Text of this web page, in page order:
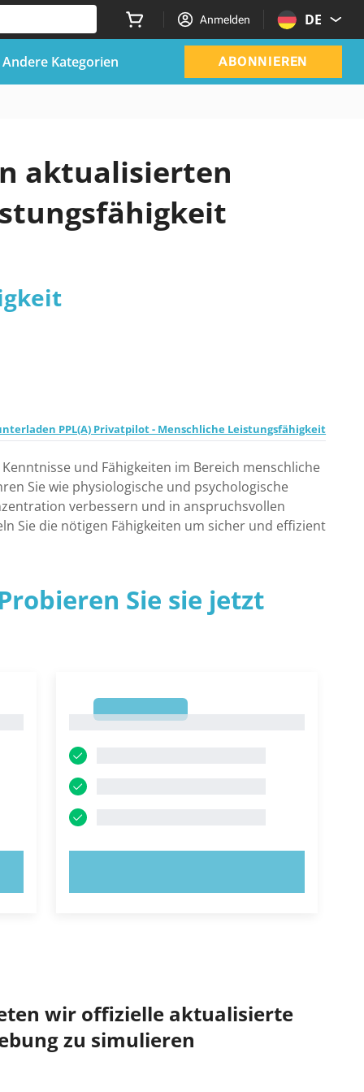
Anmelden DE
Andere Kategorien ABONNIEREN
aktualisierten
PPL(A) Privatpilot - Menschliche Leistungsfähigkeit
und Fähigkeiten im Bereich menschliche
Sie wie physiologische und psychologische
verbessern und in anspruchsvollen
Sie die nötigen Fähigkeiten um sicher und effizient
Sie sie jetzt
wir offizielle aktualisierte
zu simulieren